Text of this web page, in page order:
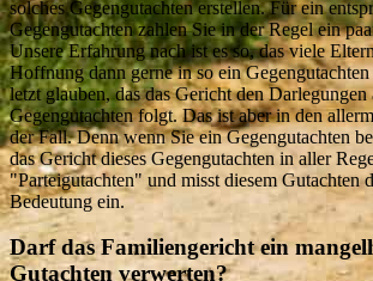
solches Gegengutachten erstellen. Für ein
Gegengutachten zahlen Sie in der Regel ein
Unsere Erfahrung nach ist es so, das viele
Hoffnung dann gerne in so ein Gegengutachten
letzt glauben, das das Gericht den Darlegungen
Gegengutachten folgt. Das ist aber in den
der Fall. Denn wenn Sie ein Gegengutachten
das Gericht dieses Gegengutachten in aller
"Parteigutachten" und misst diesem Gutachten
Bedeutung ein.
Darf das Familiengericht ein
Gutachten verwerten?